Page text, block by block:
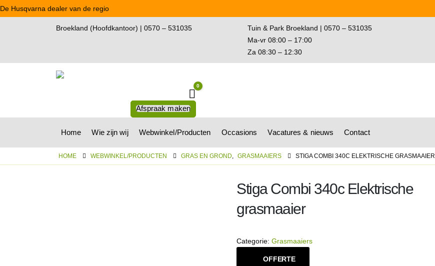
De Husqvarna dealer van de regio
Broekland (Hoofdkantoor) | 0570 – 531035
Tuin & Park Broekland | 0570 – 531035
Ma-vr 08:00 – 17:00
Za 08:30 – 12:30
Winkelwagen
0
Afspraak maken
Home Wie zijn wij Webwinkel/Producten Occasions Vacatures & nieuws Contact
HOME WEBWINKEL/PRODUCTEN GRAS EN GROND, GRASMAAIERS STIGA COMBI 340C ELEKTRISCHE GRASMAAIER
Stiga Combi 340c Elektrische
grasmaaier
Categorie:Grasmaaiers
OFFERTE